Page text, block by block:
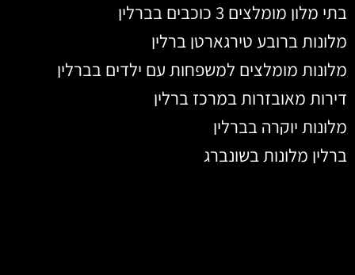
בתי מלון מומלצים 3 כוכבים בברלין
מלונות ברובע טירגארטן ברלין
מלונות מומלצים למשפחות עם ילדים בברלין
דירות מאובזרות במרכז ברלין
מלונות יוקרה בברלין
ברלין מלונות בשונברג